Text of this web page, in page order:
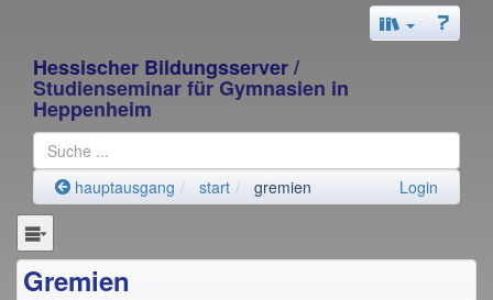
Hessischer Bildungsserver/
Studienseminar für Gymnasien in
Heppenheim
hauptausgang start gremien Login
Gremien